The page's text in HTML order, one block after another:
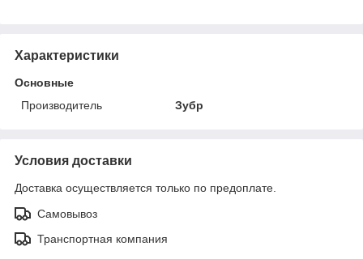
Характеристики
Основные
Производитель
Зубр
Условия доставки
Доставка осуществляется только по предоплате.
Самовывоз
Транспортная компания